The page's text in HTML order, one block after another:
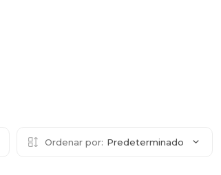
Ordenar por: Predeterminado